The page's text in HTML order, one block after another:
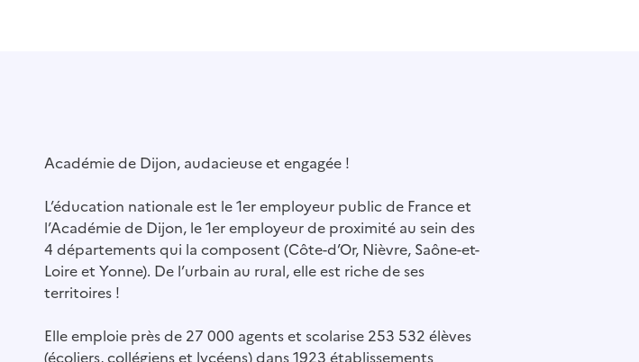
Académie de Dijon, audacieuse et engagée !
L’éducation nationale est le 1er employeur public de France et
l’Académie de Dijon, le 1er employeur de proximité au sein des
4 départements qui la composent (Côte-d’Or, Nièvre, Saône-et-
Loire et Yonne). De l’urbain au rural, elle est riche de ses
territoires !
Elle emploie près de 27 000 agents et scolarise 253 532 élèves